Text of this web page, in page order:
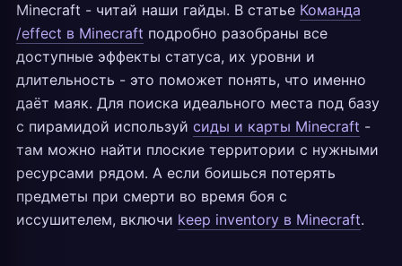
Minecraft - читай наши гайды. В статье Команда
/effect в Minecraft подробно разобраны все
доступные эффекты статуса, их уровни и
длительность - это поможет понять, что именно
даёт маяк. Для поиска идеального места под базу
с пирамидой используй сиды и карты Minecraft -
там можно найти плоские территории с нужными
ресурсами рядом. А если боишься потерять
предметы при смерти во время боя с
иссушителем, включи keep inventory в Minecraft.